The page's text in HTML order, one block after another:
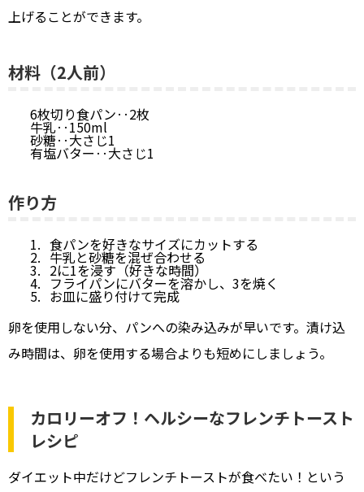
上げることができます。
材料（2人前）
6枚切り食パン‥2枚
牛乳‥150ml
砂糖‥大さじ1
有塩バター‥大さじ1
作り方
食パンを好きなサイズにカットする
牛乳と砂糖を混ぜ合わせる
2に1を浸す（好きな時間）
フライパンにバターを溶かし、3を焼く
お皿に盛り付けて完成
卵を使用しない分、パンへの染み込みが早いです。漬け込
み時間は、卵を使用する場合よりも短めにしましょう。
カロリーオフ！ヘルシーなフレンチトースト
レシピ
ダイエット中だけどフレンチトーストが食べたい！という